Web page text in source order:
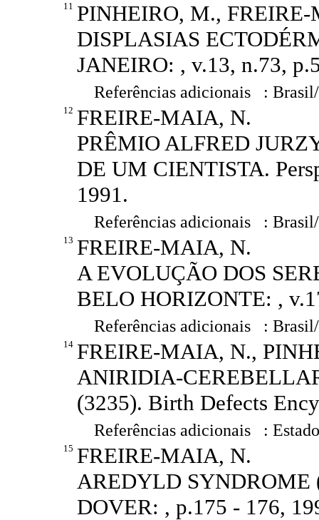
11 PINHEIRO, M.,
DISPLASIAS
JANEIRO: , v.13, n.73,
Referências adicionais :
12 FREIRE-MAIA, N.
PRÊMIO ALFRED
DE UM CIENTISTA.
1991.
Referências adicionais :
13 FREIRE-MAIA, N.
A EVOLUÇÃO DOS
BELO HORIZONTE: ,
Referências adicionais :
14 FREIRE-MAIA, N.,
ANIRIDIA-
(3235). Birth Defects
Referências adicionais :
15 FREIRE-MAIA, N.
AREDYLD SYNDROME
DOVER: , p.175 - 176,